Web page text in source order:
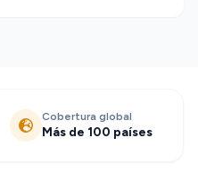
Cobertura global
Más de 100 países